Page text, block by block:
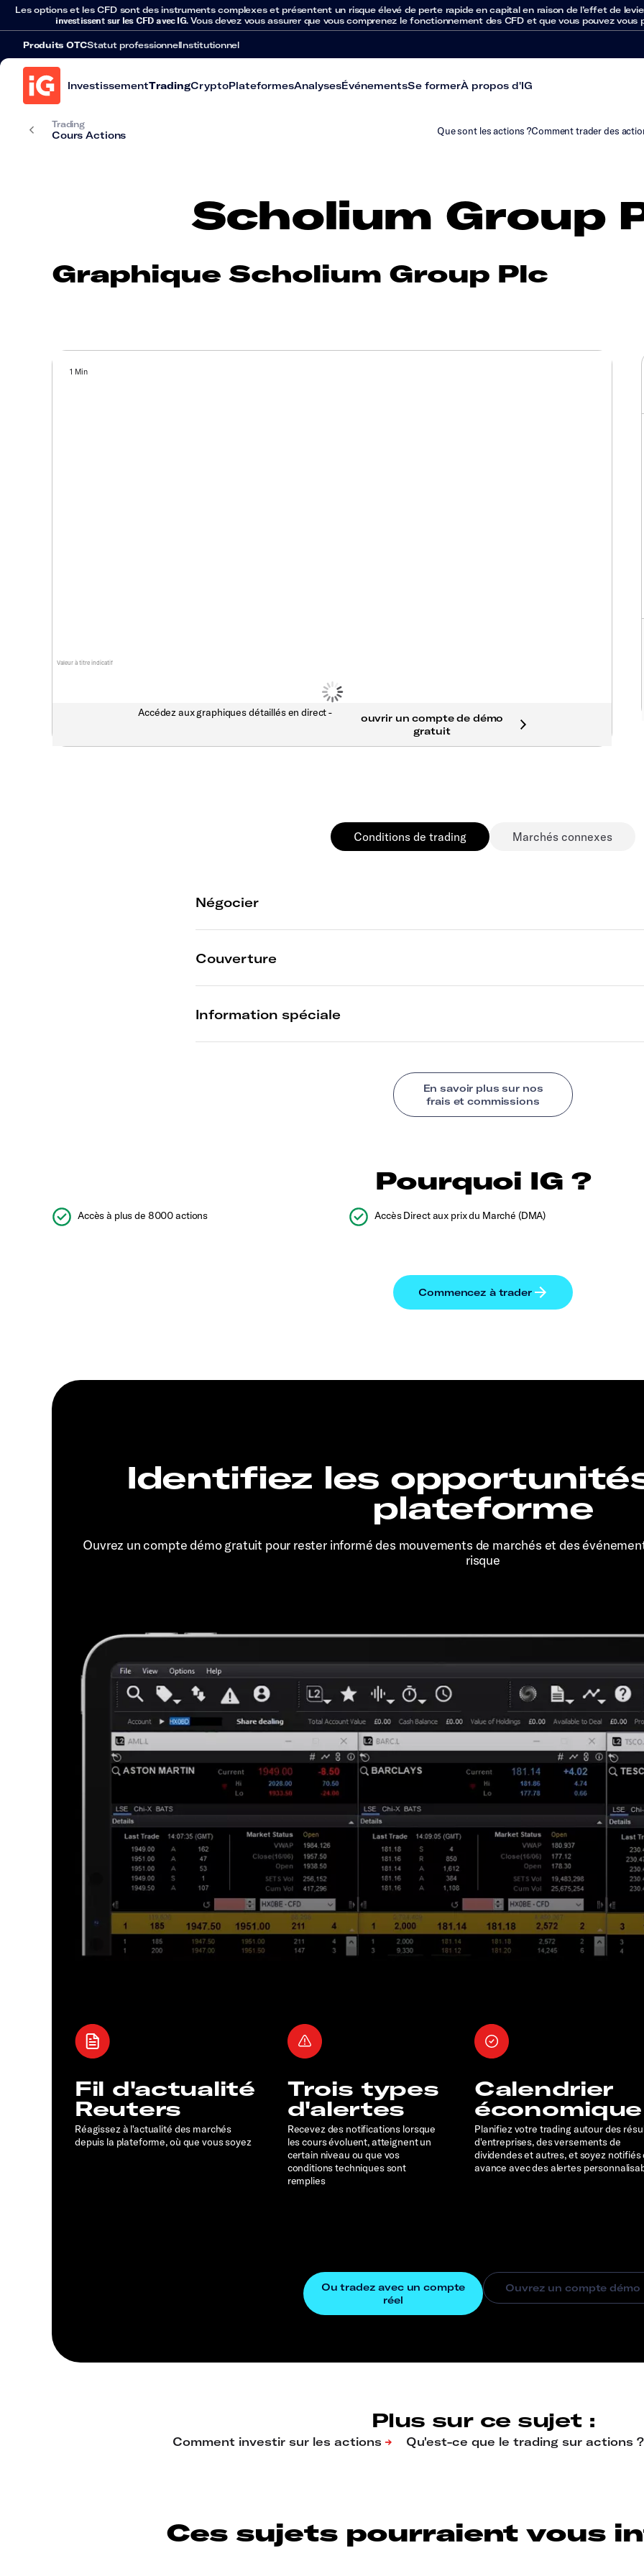
Les options et les CFD sont des instruments complexes et présentent un risque élevé de perte rapide en capital en raison de l’effet de
investissent sur les CFD avec IG. Vous devez vous assurer que vous comprenez le fonctionnement des CFD et que vous pouvez
Produits OTCStatut professionnelInstitutionnel
InvestissementTradingCryptoPlateformesAnalysesÉvénementsSe formerÀ propos d'IG
Trading
Cours Actions Que sont les actions ?Comment trader des
Scholium Group
Graphique Scholium Group Plc
Valeur à titre indicatif
1 Min
Accédez aux graphiques détaillés en direct -
Conditions de trading Marchés connexes
Pourquoi IG ?
Accès à plus de 8000 actions Accès Direct aux prix du Marché (DMA)
Identifiez les
plateforme
Ouvrez un compte démo gratuit pour rester informé des mouvements de marchés et des
risque
Fil d'actualité
Reuters
Réagissez à l'actualité des marchés
depuis la plateforme, où que vous soyez
Trois types
d'alertes
Recevez des notifications lorsque
les cours évoluent, atteignent un
certain niveau ou que vos
conditions techniques sont
remplies
Calendrier
économique
Planifiez votre trading autour des
d'entreprises, des versements de
dividendes et autres, et soyez notifiés
avance avec des alertes
Plus sur ce sujet :
Ces sujets pourraient vous